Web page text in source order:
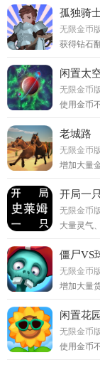
孤独骑
无限金币
获得钻石
闲置太
无限金币
使用金币
老城路
无限金币
增加大量
开局一
无限金币
大量灵气
僵尸VS
无限金币
增加大量
闲置花园
无限金币
使用金币